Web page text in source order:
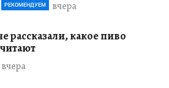
вчера
РЕКОМЕНДУЕМ
рассказали, какое пиво
вчера